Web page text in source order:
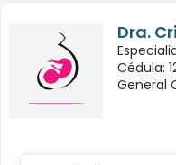
Dra.
Cédula:
General